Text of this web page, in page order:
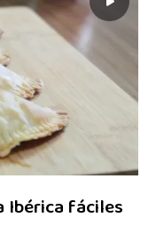
Ibérica fáciles